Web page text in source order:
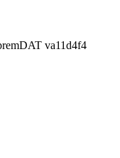
va11d4f4